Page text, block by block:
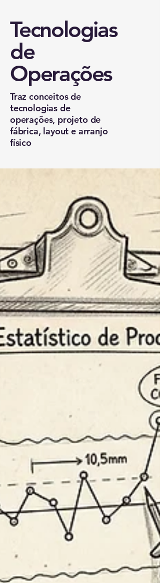
Tecnologias
de
Operações
Traz conceitos de
tecnologias de
operações, projeto de
fábrica, layout e arranjo
físico